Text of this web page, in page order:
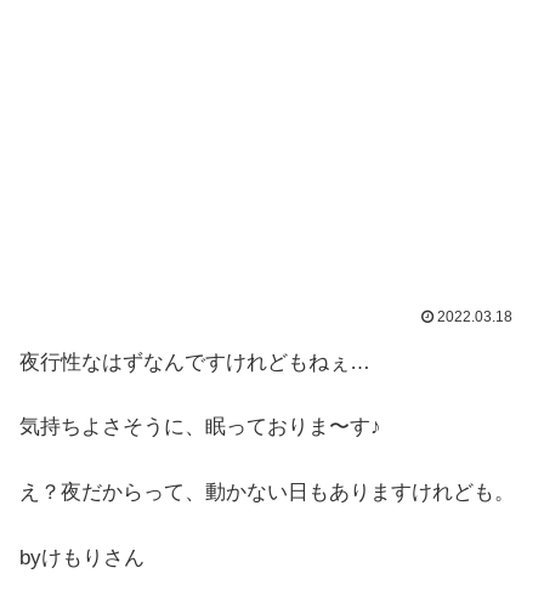
2022.03.18
夜行性なはずなんですけれどもねぇ…
気持ちよさそうに、眠っておりま〜す♪
え？夜だからって、動かない日もありますけれども。
byけもりさん